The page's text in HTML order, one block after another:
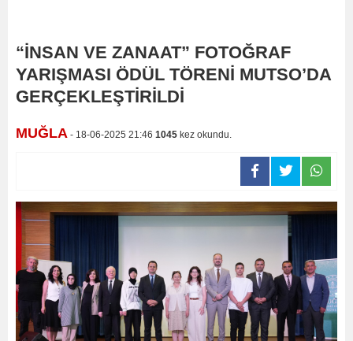
“İNSAN VE ZANAAT” FOTOĞRAF
YARIŞMASI ÖDÜL TÖRENİ MUTSO’DA
GERÇEKLEŞTİRİLDİ
MUĞLA - 18-06-2025 21:46 1045 kez okundu.